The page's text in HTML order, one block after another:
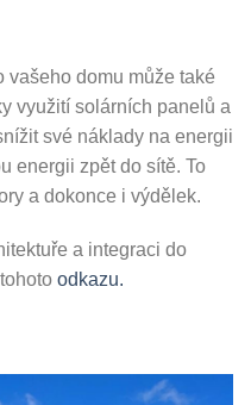
vašeho domu může také
využití solárních panelů a
své náklady na energii
energii zpět do sítě. To
a dokonce i výdělek.
a integraci do
odkazu.